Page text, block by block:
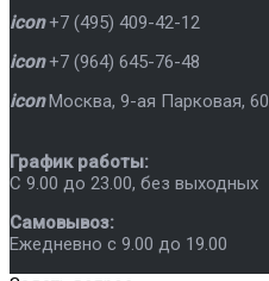
icon +7 (495) 409-42-12
icon +7 (964) 645-76-48
icon Москва, 9-ая Парковая, 60
График работы:
C 9.00 до 23.00, без выходных
Самовывоз:
Ежедневно с 9.00 до 19.00